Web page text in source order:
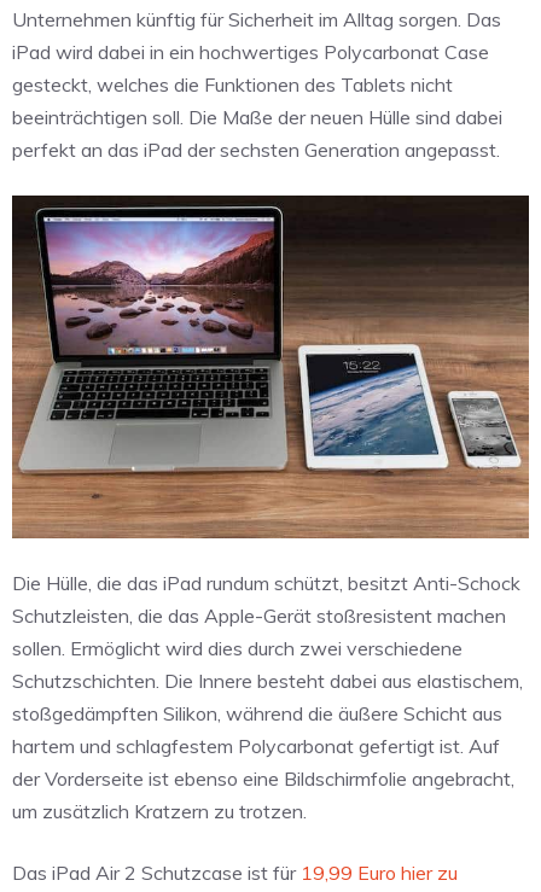
Unternehmen künftig für Sicherheit im Alltag sorgen. Das
iPad wird dabei in ein hochwertiges Polycarbonat Case
gesteckt, welches die Funktionen des Tablets nicht
beeinträchtigen soll. Die Maße der neuen Hülle sind dabei
perfekt an das iPad der sechsten Generation angepasst.
Die Hülle, die das iPad rundum schützt, besitzt Anti-Schock
Schutzleisten, die das Apple-Gerät stoßresistent machen
sollen. Ermöglicht wird dies durch zwei verschiedene
Schutzschichten. Die Innere besteht dabei aus elastischem,
stoßgedämpften Silikon, während die äußere Schicht aus
hartem und schlagfestem Polycarbonat gefertigt ist. Auf
der Vorderseite ist ebenso eine Bildschirmfolie angebracht,
um zusätzlich Kratzern zu trotzen.
Das iPad Air 2 Schutzcase ist für 19,99 Euro hier zu